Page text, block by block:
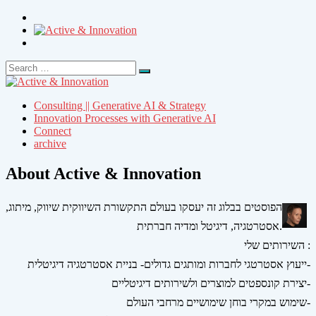
Search
for:
Search
Consulting || Generative AI & Strategy
Innovation Processes with Generative AI
Connect
archive
About Active & Innovation
הפוסטים בבלוג זה יעסקו בעולם התקשורת השיווקית שיווק, מיתוג,
אסטרטגיה, דיגיטל ומדיה חברתית.
השירותים שלי :
ייעוץ אסטרטגי לחברות ומותגים גדולים- בניית אסטרטגיה דיגיטלית-
יצירת קונספטים למוצרים ולשירותים דיגיטליים-
שימוש במקרי בוחן שימושיים מרחבי העולם-